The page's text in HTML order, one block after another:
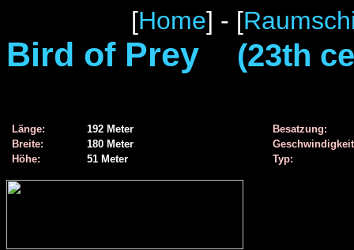
[Home] - [
Bird of Prey (23th
Länge: 192 Meter
Besatzung:
Breite:
180 Meter
Höhe:
51 Meter Typ: